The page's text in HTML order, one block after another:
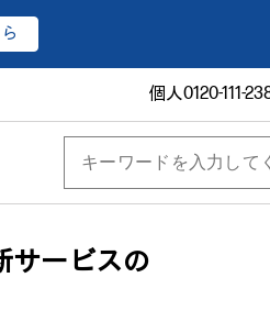
個人0120-111-
サービスの